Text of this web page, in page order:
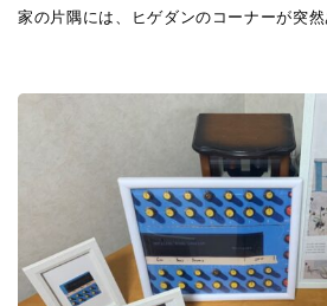
家の片隅には、ヒゲダンのコーナーが突然